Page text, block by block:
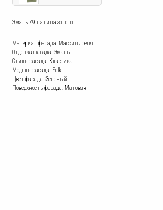
Эмаль 79 патина золото
Материал фасада: Массив ясеня
Отделка фасада: Эмаль
Стиль фасада: Классика
Модель фасада: Folk
Цвет фасада: Зеленый
Поверхность фасада: Матовая